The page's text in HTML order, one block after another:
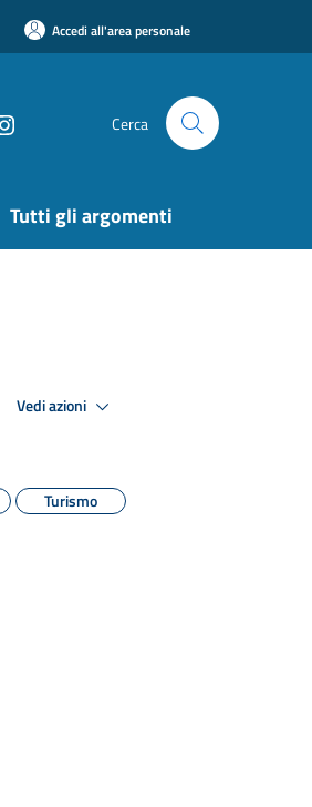
Accedi all'area personale
Cerca
Tutti gli argomenti
Vedi azioni
Turismo